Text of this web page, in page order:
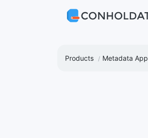
Products Metadata App